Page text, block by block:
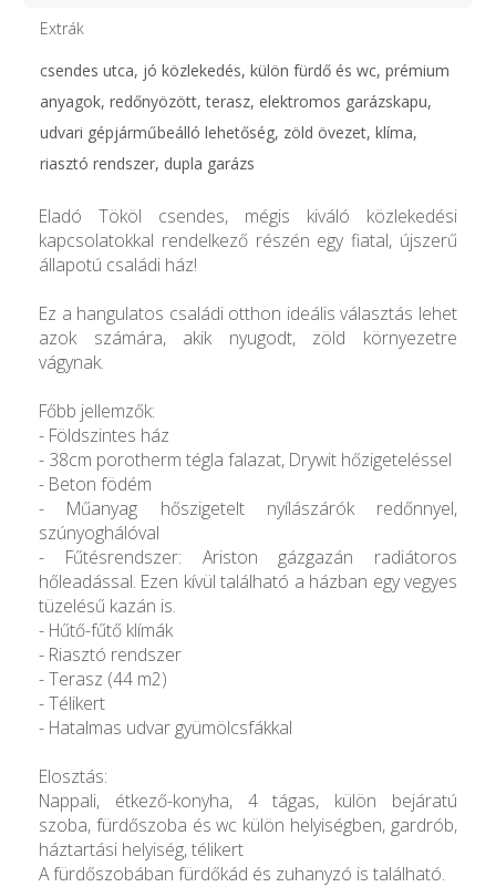
Extrák
csendes utca, jó közlekedés, külön fürdő és wc, prémium
anyagok, redőnyözött, terasz, elektromos garázskapu,
udvari gépjárműbeálló lehetőség, zöld övezet, klíma,
riasztó rendszer, dupla garázs
Eladó Tököl csendes, mégis kiváló közlekedési
kapcsolatokkal rendelkező részén egy fiatal, újszerű
állapotú családi ház!
Ez a hangulatos családi otthon ideális választás lehet
azok számára, akik nyugodt, zöld környezetre
vágynak.
Főbb jellemzők:
- Földszintes ház
- 38cm porotherm tégla falazat, Drywit hőzigeteléssel
- Beton födém
- Műanyag hőszigetelt nyílászárók redőnnyel,
szúnyoghálóval
- Fűtésrendszer: Ariston gázgazán radiátoros
hőleadással. Ezen kívül található a házban egy vegyes
tüzelésű kazán is.
- Hűtő-fűtő klímák
- Riasztó rendszer
- Terasz (44 m2)
- Télikert
- Hatalmas udvar gyümölcsfákkal
Elosztás:
Nappali, étkező-konyha, 4 tágas, külön bejáratú
szoba, fürdőszoba és wc külön helyiségben, gardrób,
háztartási helyiség, télikert
A fürdőszobában fürdőkád és zuhanyzó is található.